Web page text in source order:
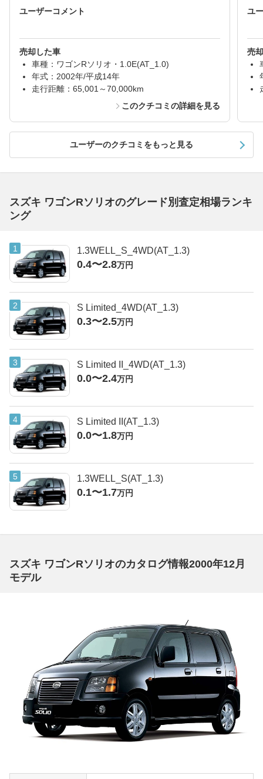
ユーザーコメント
売却した車
車種：ワゴンRソリオ・1.0E(AT_1.0)
年式：2002年/平成14年
走行距離：65,001～70,000km
このクチコミの詳細を見る
ユ
売
ユーザーのクチコミをもっと見る
スズキ ワゴンRソリオのグレード別査定相場ランキ
ング
1.3WELL_S_4WD(AT_1.3)
0.4〜2.8万円
S Limited_4WD(AT_1.3)
0.3〜2.5万円
S Limited II_4WD(AT_1.3)
0.0〜2.4万円
S Limited II(AT_1.3)
0.0〜1.8万円
1.3WELL_S(AT_1.3)
0.1〜1.7万円
スズキ ワゴンRソリオのカタログ情報2000年12月
モデル